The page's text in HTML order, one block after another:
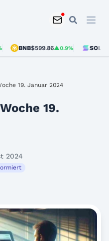
$599.86▲0.9% SOL $74.45
19. Januar 2024
19.
2024